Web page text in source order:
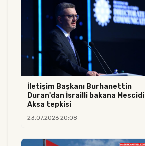
İletişim Başkanı Burhanettin
Duran'dan İsrailli bakana Mescidi
Aksa tepkisi
23.07.2026 20:08